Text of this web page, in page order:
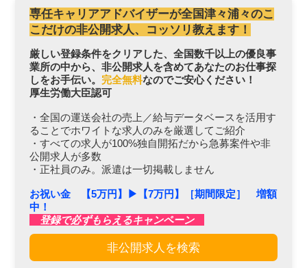
専任キャリアアドバイザーが全国津々浦々のこ
こだけの非公開求人、コッソリ教えます！
厳しい登録条件をクリアした、全国数千以上の優良事
業所の中から、非公開求人を含めてあなたのお仕事探
しをお手伝い。 完全無料なのでご安心ください！
厚生労働大臣認可
・全国の運送会社の売上／給与データベースを活用す
ることでホワイトな求人のみを厳選してご紹介
・すべての求人が100%独自開拓だから急募案件や非
公開求人が多数
・正社員のみ。派遣は一切掲載しません
お祝い金 【5万円】▶︎【7万円】［期間限定］ 増額
中！
登録で必ずもらえるキャンペーン
非公開求人を検索